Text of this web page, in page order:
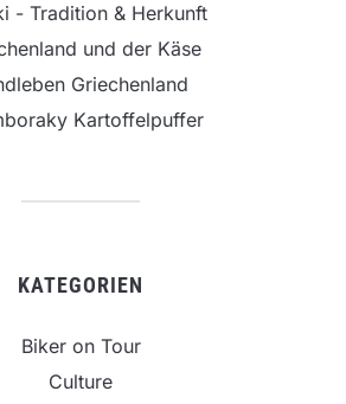
- Tradition & Herkunft
und der Käse
Griechenland
Kartoffelpuffer
KATEGORIEN
Biker on Tour
Culture